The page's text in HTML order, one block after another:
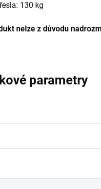
130 kg
nelze z důvodu
parametry